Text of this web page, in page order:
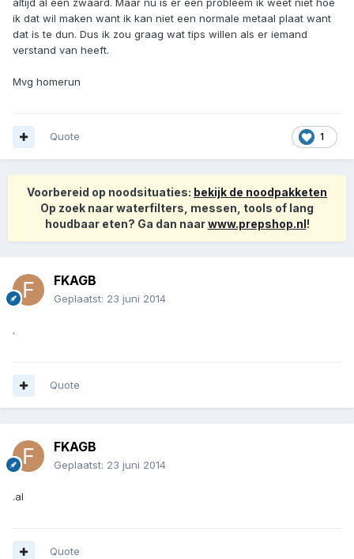
altijd al een zwaard. Maar nu is er een probleem ik weet niet hoe
ik dat wil maken want ik kan niet een normale metaal plaat want
dat is te dun. Dus ik zou graag wat tips willen als er iemand
verstand van heeft.
Mvg homerun
1
Quote
Voorbereid op noodsituaties: bekijk de noodpakketen
Op zoek naar waterfilters, messen, tools of lang
houdbaar eten? Ga dan naarwww.prepshop.nl!
FKAGB
Geplaatst: 23 juni 2014
.
Quote
FKAGB
Geplaatst: 23 juni 2014
.al
Quote